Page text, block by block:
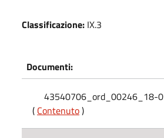
Classificazione: IX.3
Documenti:
43540706_ord_00246_18-
( Contenuto)